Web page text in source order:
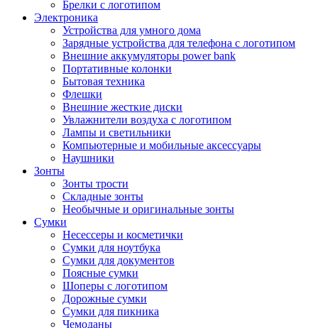
Брелки с логотипом
Электроника
Устройства для умного дома
Зарядные устройства для телефона с логотипом
Внешние аккумуляторы power bank
Портативные колонки
Бытовая техника
Флешки
Внешние жесткие диски
Увлажнители воздуха с логотипом
Лампы и светильники
Компьютерные и мобильные аксессуары
Наушники
Зонты
Зонты трости
Складные зонты
Необычные и оригинальные зонты
Сумки
Несессеры и косметички
Сумки для ноутбука
Сумки для документов
Поясные сумки
Шоперы с логотипом
Дорожные сумки
Сумки для пикника
Чемоданы